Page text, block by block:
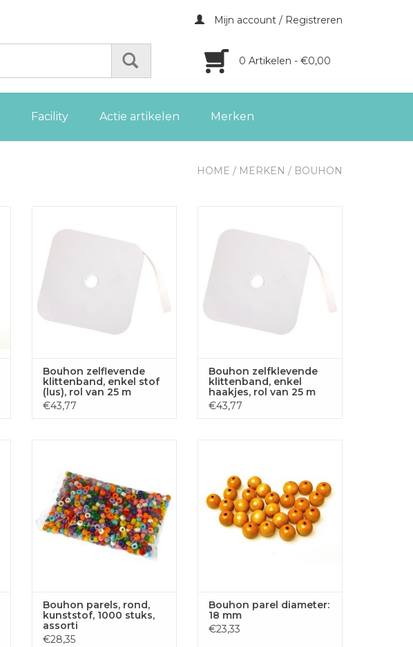
Mijn account / Registreren
0 Artikelen - €0,00
Facility Actie artikelen Merken
HOME / MERKEN / BOUHON
TOEVOEGEN AAN
Bouhon zelflevende
klittenband, enkel stof
(lus), rol van 25 m
€43,77
van 25 m
WINKELWAGEN
Bouhon zelfklevende
klittenband, enkel
haakjes, rol van 25 m
€43,77
TOEVOEGEN AAN
WINKELWAGEN
Bouhon parels, rond,
kunststof, 1000 stuks,
assorti
€28,35
TOEVOEGEN AAN
WINKELWAGEN
Bouhon parel diameter:
18 mm
€23,33